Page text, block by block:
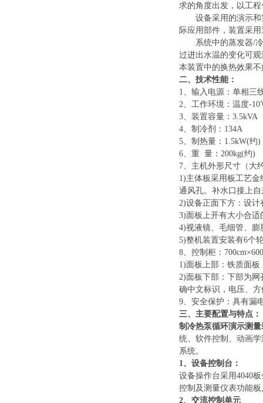
求的角度出发，以工
设备采用的演示
际应用部件，装置采
系统中的蒸发器/
过进出水温的变化可
本装置中的换热效果
二、技术性能：
1、输入电源：单相三
2、工作环境：温度-
3、装置容量：3.5kVA
4、制冷剂：134A
5、制热量：1.5kW(约)
6、重 量：200kg(约)
7、主机外形尺寸（大
1)主体板采用板工艺
通风孔。补水口接上
2)设备正面下方：设
3)面板上开有大小合
4)视液镜、毛细管、
5)整机装置安装有6个
8、控制柜：
1)面板上部：铁质面
2)面板下部：下部为
确中文标识，电压、
9、安全保护：具有漏
三、主要配置与特点：
制冷热泵循环演示测量
统、软件控制、动画
系统。
1、设备控制台：
设备操作台采用4040
控制及测量仪表功能
2、交流控制单元